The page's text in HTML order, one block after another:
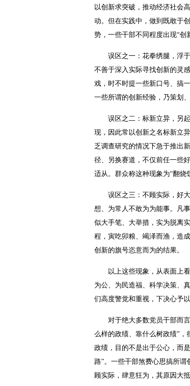
以创新求突破，推动经济社会
动。但在实践中，做到既敢于
势，一些干部不同程度出现“创
误区之一：花拳绣腿，浮于
不善于深入实际寻找创新的灵
戏，时不时提一些新口号、搞
一些所谓的创新经验，乃策划
误区之二：标新立异，另起
现，因此常以创新之名标新立
乏调查研究的情况下急于推出
径、另换赛道，不仅前任一些
适从。群众称这种现象为“翻烧
误区之三：不顾实际，好大
想、为常人不敢为为能事。凡
似大手笔、大举措，实为脱离
程，寅吃卯粮、竭泽而渔，造
创新的旗号恣意而为的结果。
以上这些现象，从表面上看
为公、为民造福、科学决策、
们高度警觉和重视，下决心予以
对于绝大多数党员干部而言
么样的政绩、靠什么树政绩”
政绩，目的不是出于公心，而
路”。一些干部煞费心思搞所
顾实际，肆意狂为，其原因大